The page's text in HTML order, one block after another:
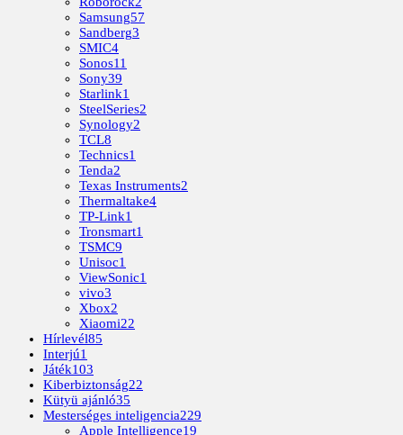
Samsung57
Sandberg3
SMIC4
Sonos11
Sony39
Starlink1
SteelSeries2
Synology2
TCL8
Technics1
Tenda2
Texas Instruments2
Thermaltake4
TP-Link1
Tronsmart1
TSMC9
Unisoc1
ViewSonic1
vivo3
Xbox2
Xiaomi22
Hírlevél85
Interjú1
Játék103
Kiberbiztonság22
Kütyü ajánló35
Mesterséges inteligencia229
Apple Intelligence19